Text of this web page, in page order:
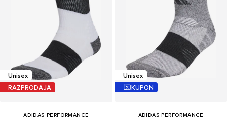
Unisex
RAZPRODAJA
ADIDAS PERFORMANCE
Unisex
KUPON
ADIDAS PERFORMANCE